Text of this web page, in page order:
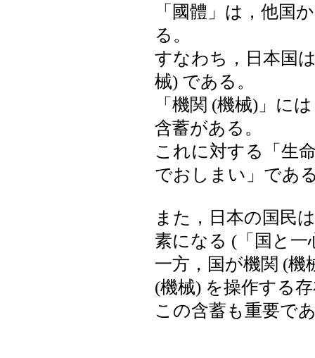
「國體」は，他国
る。
すなわち，日本国
械) である。
「機関 (機械)」に
含蓄がある。
これに対する「生
でおしまい」であ
また，日本の国民
素になる (「国と一
一方，国が機関 (機
(機械) を操作する
この含蓄も重要で